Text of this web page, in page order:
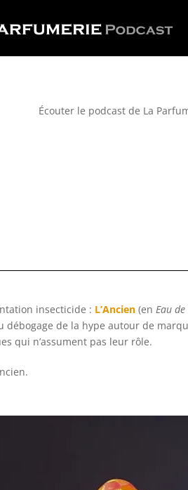
Écouter le podcast de La
insecticide : L’Ancien (en Eau
débogage de la hype autour de
qui n’assument pas leur rôle.